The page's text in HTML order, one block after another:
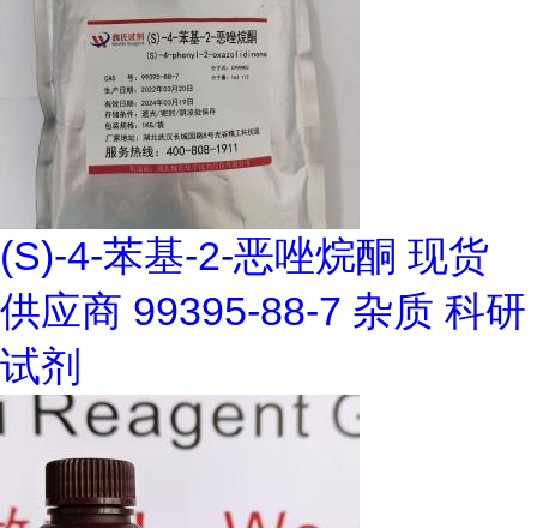
(S)-4-苯基-2-恶唑烷酮 现货
供应商 99395-88-7 杂质 科研
试剂